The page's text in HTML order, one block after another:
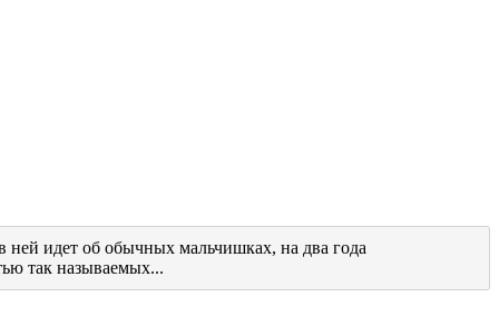
ней идет об обычных мальчишках, на два года
так называемых...